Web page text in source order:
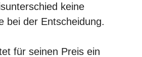
keine
bei der Entscheidung.
für seinen Preis ein